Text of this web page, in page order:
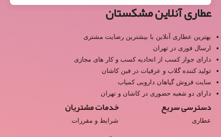
عطاری آنلاین مشکستان
بهترین عطاری آنلاین با بیشترین رضایت مشتری
ارسال فوری در تهران
دارای جواز کسب از اتحادیه کسب و کار های مجازی
تولید کننده گلاب و عرقیات در فین کاشان
سایت فروش گیاهان دارویی کمیاب
دارای دو شعبه حضوری در کاشان و تهران
دسترسی سریع
عطاری
خدمات مشتریان
شرایط و مقررات